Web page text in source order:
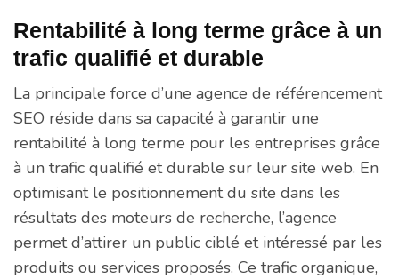
Rentabilité à long terme grâce à un
trafic qualifié et durable
La principale force d’une agence de référencement
SEO réside dans sa capacité à garantir une
rentabilité à long terme pour les entreprises grâce
à un trafic qualifié et durable sur leur site web. En
optimisant le positionnement du site dans les
résultats des moteurs de recherche, l’agence
permet d’attirer un public ciblé et intéressé par les
produits ou services proposés. Ce trafic organique,